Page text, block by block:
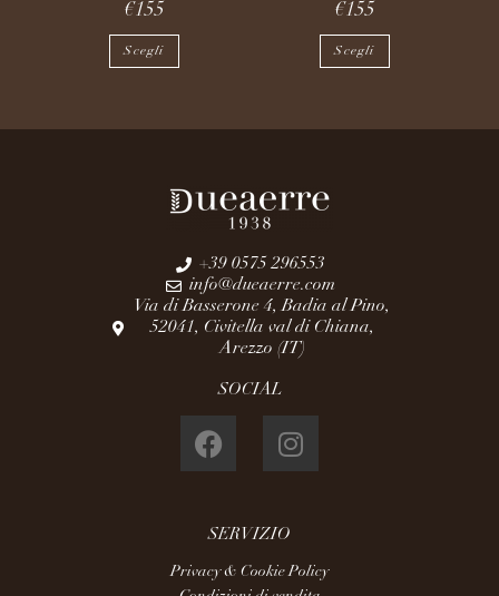
€155
Scegli
€155
Scegli
+39 0575 296553
info@dueaerre.com
Via di Basserone 4, Badia al Pino,
52041, Civitella val di Chiana,
Arezzo (IT)
SOCIAL
SERVIZIO
Privacy & Cookie Policy